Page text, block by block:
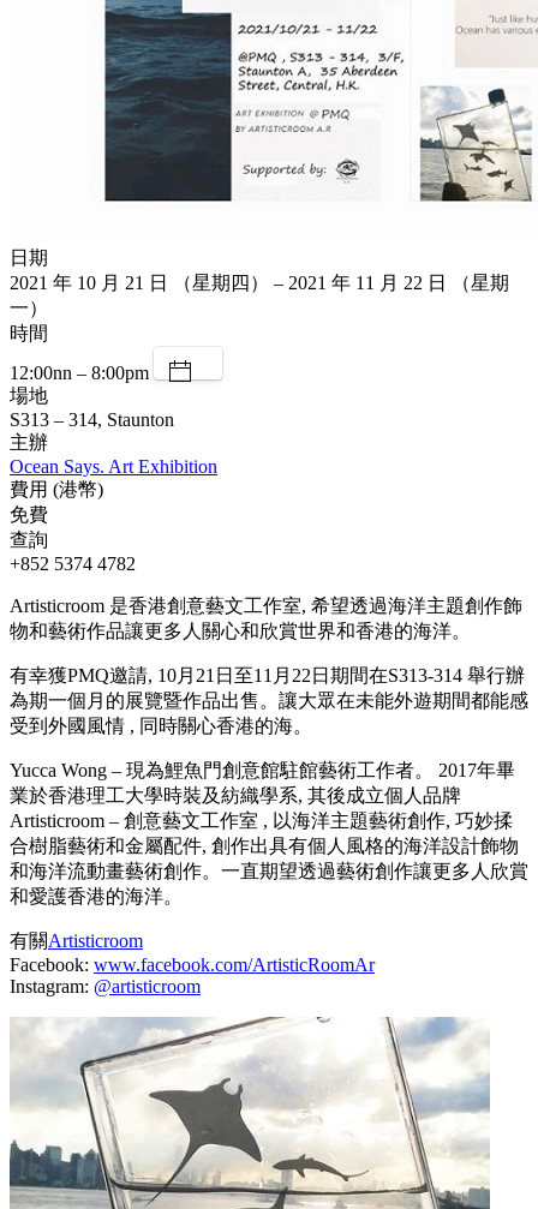
日期
2021 年 10 月 21 日 （星期四） – 2021 年 11 月 22 日 （星期
一）
時間
12:00nn – 8:00pm
場地
S313 – 314, Staunton
主辦
Ocean Says. Art Exhibition
費用 (港幣)
免費
查詢
+852 5374 4782
Artisticroom 是香港創意藝文工作室, 希望透過海洋主題創作飾
物和藝術作品讓更多人關心和欣賞世界和香港的海洋。
有幸獲PMQ邀請, 10月21日至11月22日期間在S313-314 舉行辦
為期一個月的展覽暨作品出售。讓大眾在未能外遊期間都能感
受到外國風情 , 同時關心香港的海。
Yucca Wong – 現為鯉魚門創意館駐館藝術工作者。 2017年畢
業於香港理工大學時裝及紡織學系, 其後成立個人品牌
Artisticroom – 創意藝文工作室 , 以海洋主題藝術創作, 巧妙揉
合樹脂藝術和金屬配件, 創作出具有個人風格的海洋設計飾物
和海洋流動畫藝術創作。一直期望透過藝術創作讓更多人欣賞
和愛護香港的海洋。
有關Artisticroom
Facebook: www.facebook.com/ArtisticRoomAr
Instagram: @artisticroom